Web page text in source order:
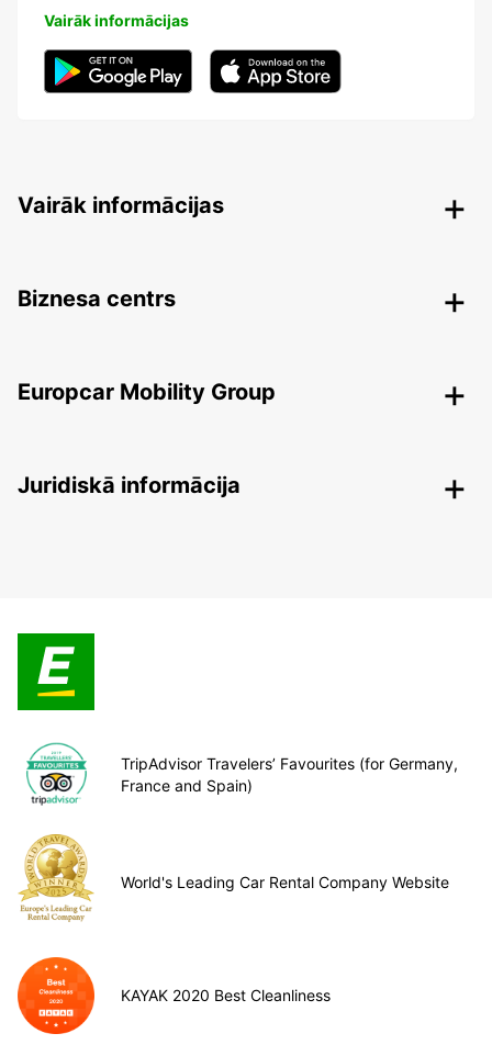
Vairāk informācijas
Vairāk informācijas
Biznesa centrs
Europcar Mobility Group
Juridiskā informācija
TripAdvisor Travelers’ Favourites (for Germany,
France and Spain)
World's Leading Car Rental Company Website
KAYAK 2020 Best Cleanliness